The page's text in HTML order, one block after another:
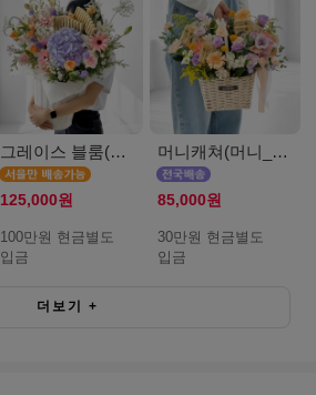
그레이스 블룸(머니_서울_100만원)
125,000원
100만원 현금별도
입금
머니캐쳐(머니_30만원)
85,000원
30만원 현금별도
입금
더보기 +